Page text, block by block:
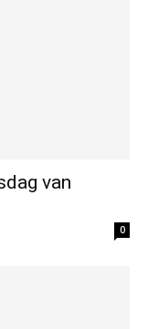
van
0